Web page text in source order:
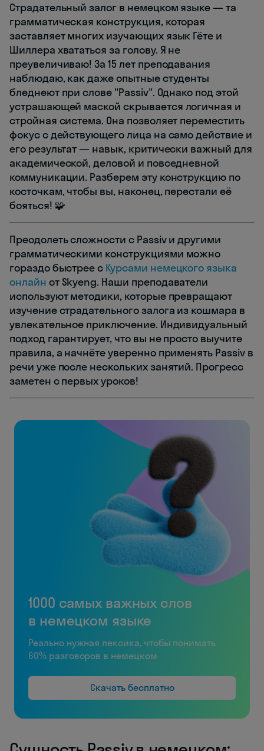
Страдательный залог в немецком языке — та
грамматическая конструкция, которая
заставляет многих изучающих язык Гёте и
Шиллера хвататься за голову. Я не
преувеличиваю! За 15 лет преподавания
наблюдаю, как даже опытные студенты
бледнеют при слове "Passiv". Однако под этой
устрашающей маской скрывается логичная и
стройная система. Она позволяет переместить
фокус с действующего лица на само действие и
его результат — навык, критически важный для
академической, деловой и повседневной
коммуникации. Разберем эту конструкцию по
косточкам, чтобы вы, наконец, перестали её
бояться! 🧩
Преодолеть сложности с Passiv и другими
грамматическими конструкциями можно
гораздо быстрее с Курсами немецкого языка
онлайн от Skyeng. Наши преподаватели
используют методики, которые превращают
изучение страдательного залога из кошмара в
увлекательное приключение. Индивидуальный
подход гарантирует, что вы не просто выучите
правила, а начнёте уверенно применять Passiv в
речи уже после нескольких занятий. Прогресс
заметен с первых уроков!
1000 самых важных слов
в немецком языке
Реально нужная лексика, чтобы понимать
60% разговоров в немецком
Скачать бесплатно